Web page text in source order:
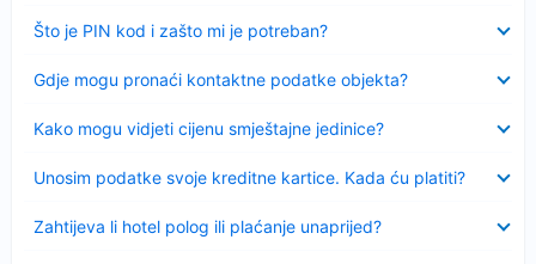
Što je PIN kod i zašto mi je potreban?
Sažeto
Gdje mogu pronaći kontaktne podatke objekta?
Kako mogu vidjeti cijenu smještajne jedinice?
Unosim podatke svoje kreditne kartice. Kada ću platiti?
Zahtijeva li hotel polog ili plaćanje unaprijed?